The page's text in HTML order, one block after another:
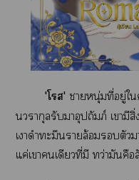
'โส' าหนุ่มที่อยู่ใ
นวรากุลรับาอุปถัมภ์ เา
เาดำทะมึนรายล้อมตัว
แค่เาเดียวที่มี ทว่ามันคื